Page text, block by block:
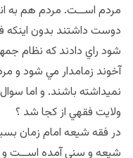
مردم اســت. مردم هم به
دوست داشتند بدون
شود راي دادند كه نظام
آخوند زمامدار مي شود و
نميداشته باشند. و اما
ولايت فقهي از كجا شد ؟
در فقه شيعه امام زمان
شيعه و سني آمده اســت و